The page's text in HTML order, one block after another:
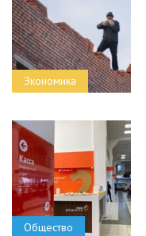
Экономика
Общество